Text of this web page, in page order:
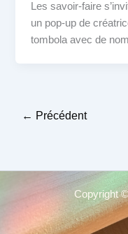
Les savoir-faire
un pop-up de
tombola avec de
← Précédent
Copyright